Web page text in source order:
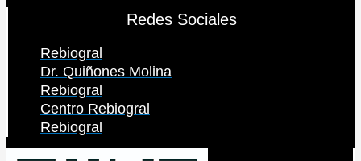
Redes Sociales
Rebiogral
Dr. Quiñones Molina
Rebiogral
Centro Rebiogral
Rebiogral